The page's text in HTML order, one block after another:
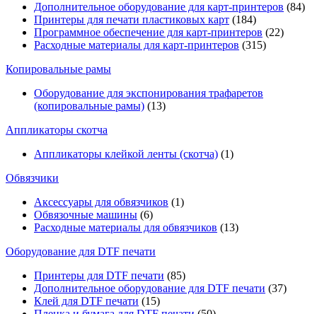
Дополнительное оборудование для карт-принтеров (84)
Принтеры для печати пластиковых карт (184)
Программное обеспечение для карт-принтеров (22)
Расходные материалы для карт-принтеров (315)
Копировальные рамы
Оборудование для экспонирования трафаретов
(копировальные рамы) (13)
Аппликаторы скотча
Аппликаторы клейкой ленты (скотча) (1)
Обвязчики
Аксессуары для обвязчиков (1)
Обвязочные машины (6)
Расходные материалы для обвязчиков (13)
Оборудование для DTF печати
Принтеры для DTF печати (85)
Дополнительное оборудование для DTF печати (37)
Клей для DTF печати (15)